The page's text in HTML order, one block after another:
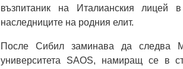
възпитаник на Италианския
наследниците на родния елит.
После Сибил заминава да следва
университета SAOS, намиращ се в